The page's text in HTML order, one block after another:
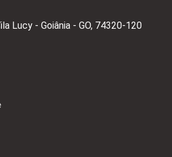
Lucy - Goiânia - GO, 74320-120